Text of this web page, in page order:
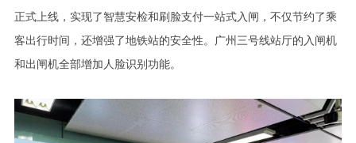
正式上线，实现了智慧安检和刷脸支付一站式入闸，不仅节约了乘
客出行时间，还增强了地铁站的安全性。广州三号线站厅的入闸机
和出闸机全部增加人脸识别功能。